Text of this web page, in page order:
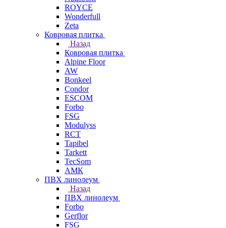
ROYCE
Wonderfull
Zeta
Ковровая плитка
Назад
Ковровая плитка
Alpine Floor
AW
Bonkeel
Condor
ESCOM
Forbo
FSG
Modulyss
RCT
Tapibel
Tarkett
TecSom
АМК
ПВХ линолеум
Назад
ПВХ линолеум
Forbo
Gerflor
FSG